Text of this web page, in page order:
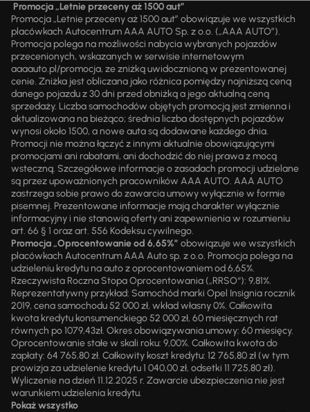
Promocja „Letnie przeceny aż 1500 aut”
Promocja „Letnie przeceny aż 1500 aut” obowiązuje we wszystkich
placówkach Autocentrum AAA AUTO Sp. z o.o. („AAA AUTO”).
Promocja polega na możliwości nabycia wybranych pojazdów
przecenionych, wskazanych w serwisie internetowym
aaaauto.pl/promocja, ze zniżką uwidocznioną w prezentowanej
cenie. Zniżka jest obliczana jako różnica pomiędzy najniższą ceną
danego pojazdu z 30 dni przed obniżką a jego aktualną ceną
sprzedaży. Liczba samochodów objętych promocją jest zmienna i
aktualizowana na bieżąco; średnia liczba dostępnych pojazdów
wynosi około 1500, a nowe auta są dodawane każdego dnia.
Promocji nie można łączyć z innymi aktualnie obowiązującymi
promocjami ani rabatami, ani dochodzić do niej prawa z mocą
wsteczną. Szczegółowe informacje o zasadach promocji udzielane
są przez upoważnionych pracowników AAA AUTO. AAA AUTO
zastrzega sobie prawo do zawarcia umowy wyłącznie w formie
pisemnej. Prezentowane informacje mają charakter wyłącznie
informacyjny i nie stanowią oferty ani zapewnienia w rozumieniu
art. 66 § 1 oraz art. 556 Kodeksu cywilnego.
Promocja „Oprocentowanie od 6,65%” obowiązuje we wszystkich
placówkach Autocentrum AAA Auto sp. z o.o. Promocja polega na
udzieleniu kredytu na auto z oprocentowaniem od 6,65%.
Rzeczywista Roczna Stopa Oprocentowania („RRSO“): 9,81%.
Reprezentatywny przykład: Samochód marki Opel Insignia rocznik
2019, cena samochodu 52 000 zł, wkład własny 0%. Całkowita
kwota kredytu konsumenckiego 52 000 zł, 60 miesięcznych rat
równych po 1079,43zł. Okres obowiązywania umowy: 60 miesięcy.
Oprocentowanie stałe w skali roku: 9,00%. Całkowita kwota do
zapłaty: 64 765,80 zł. Całkowity koszt kredytu: 12 765,80 zł (w tym
prowizja za udzielenie kredytu 1 040,00 zł, odsetki 11 725,80 zł).
Wyliczenie na dzień 11.12.2025 r. Zawarcie ubezpieczenia nie jest
warunkiem udzielenia kredytu.
Pokaż wszystko